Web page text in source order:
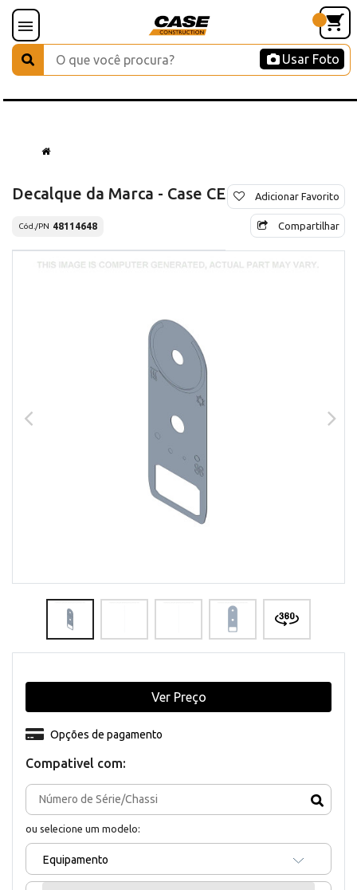
Usar Foto
Decalque da Marca - Case CE
Cód./PN 48114648
Adicionar Favorito
Compartilhar
Compativel com:
ou selecione um modelo:
Equipamento
Opções de pagamento
Ver Preço